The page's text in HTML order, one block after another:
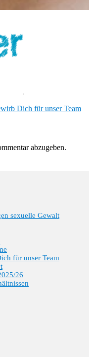
Dich für unser Team
abzugeben.
sexuelle Gewalt
für unser Team
26